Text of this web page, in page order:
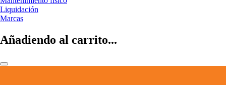
Liquidación
Marcas
Añadiendo al carrito...